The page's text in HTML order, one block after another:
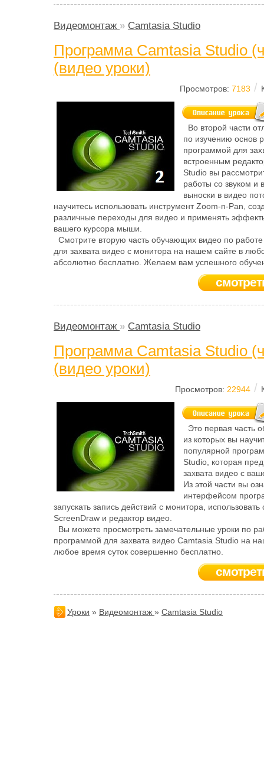
Видеомонтаж » Camtasia Studio
Программа Camtasia Studio
(видео уроки)
Просмотров: 7183 /
Во второй части
по изучению основ
программой для
встроенным
Studio вы
работы со звуком и
выноски в видео
научитесь использовать инструмент Zoom-n-Pan,
различные переходы для видео и применять
вашего курсора мыши.
Смотрите вторую часть обучающих видео по
для захвата видео с монитора на нашем сайте в
абсолютно бесплатно. Желаем вам успешного
Видеомонтаж » Camtasia Studio
Программа Camtasia Studio
(видео уроки)
Просмотров: 22944 /
Это первая часть
из которых вы
популярной
Studio, которая
захвата видео с
Из этой части вы
интерфейсом
запускать запись действий с монитора,
ScreenDraw и редактор видео.
Вы можете просмотреть замечательные уроки по
программой для захвата видео Camtasia Studio на
любое время суток совершенно бесплатно.
Уроки » Видеомонтаж » Camtasia Studio